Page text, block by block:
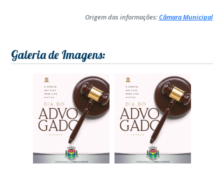
Origem das informações:Câmara Municipal
Galeria de Imagens: